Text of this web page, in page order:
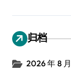
归档
2026 年 8 月